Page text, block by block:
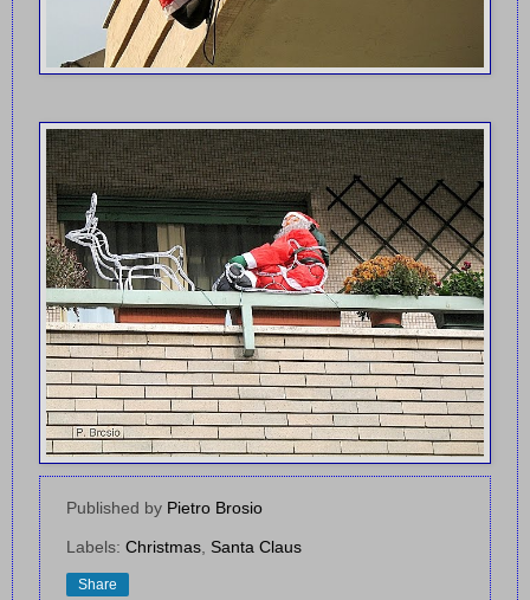
Published by Pietro Brosio
Labels: Christmas Santa Claus
Share